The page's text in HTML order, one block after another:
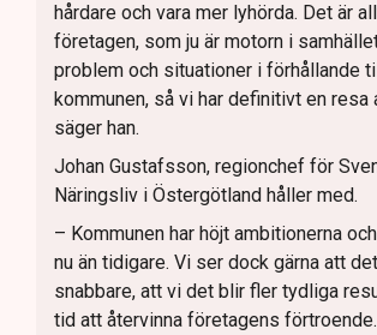
hårdare och vara mer lyhörda. Det är
företagen, som ju är motorn i
problem och situationer i förhållande till
kommunen, så vi har definitivt en resa
säger han.
Johan Gustafsson, regionchef för
Näringsliv i Östergötland håller med.
– Kommunen har höjt ambitionerna
nu än tidigare. Vi ser dock gärna att
snabbare, att vi det blir fler tydliga
tid att återvinna företagens förtroende.